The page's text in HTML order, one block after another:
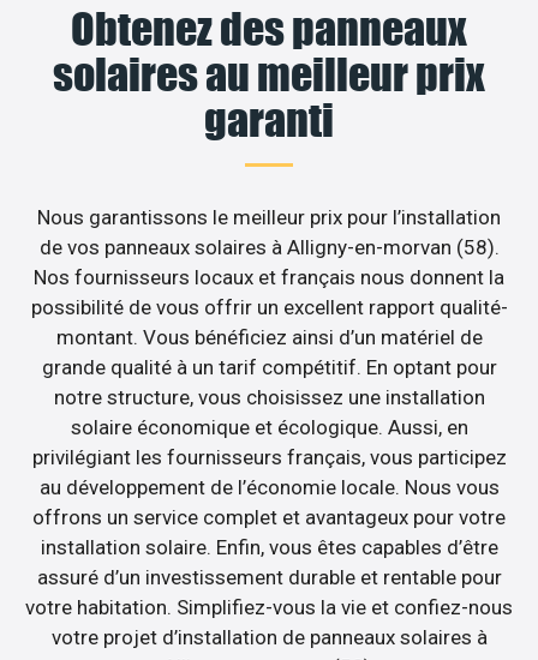
Obtenez des panneaux
solaires au meilleur prix
garanti
Nous garantissons le meilleur prix pour l’installation
de vos panneaux solaires à Alligny-en-morvan (58).
Nos fournisseurs locaux et français nous donnent la
possibilité de vous offrir un excellent rapport qualité-
montant. Vous bénéficiez ainsi d’un matériel de
grande qualité à un tarif compétitif. En optant pour
notre structure, vous choisissez une installation
solaire économique et écologique. Aussi, en
privilégiant les fournisseurs français, vous participez
au développement de l’économie locale. Nous vous
offrons un service complet et avantageux pour votre
installation solaire. Enfin, vous êtes capables d’être
assuré d’un investissement durable et rentable pour
votre habitation. Simplifiez-vous la vie et confiez-nous
votre projet d’installation de panneaux solaires à